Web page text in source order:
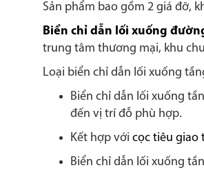
Sản phẩm bao gồm 2 giá đỡ,
Biển chỉ dẫn lối xuống
trung tâm thương mại, khu
Loại biển chỉ dẫn lối xuống
Biển chỉ dẫn lối xuống
đến vị trí đỗ phù hợp.
Kết hợp với cọc tiêu giao
Biển chỉ dẫn lối xuống